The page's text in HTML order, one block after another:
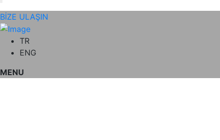
BİZE ULAŞIN
TR
ENG
MENU